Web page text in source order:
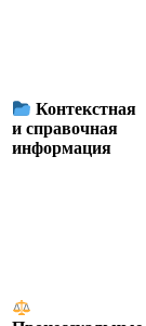
Контекстная
и справочная
информация